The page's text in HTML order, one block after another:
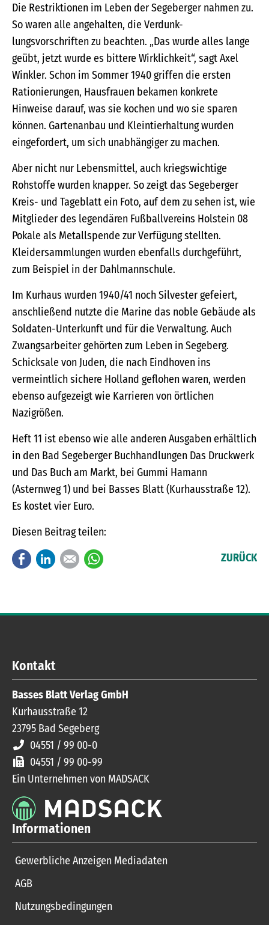
Die Restriktionen im Leben der Segeberger nahmen zu.
So waren alle angehalten, die Verdunk-
lungsvorschriften zu beachten. „Das wurde alles lange
geübt, jetzt wurde es bittere Wirklichkeit“, sagt Axel
Winkler. Schon im Sommer 1940 griffen die ersten
Rationierungen, Hausfrauen bekamen konkrete
Hinweise darauf, was sie kochen und wo sie sparen
können. Gartenanbau und Kleintierhaltung wurden
eingefordert, um sich unabhängiger zu machen.
Aber nicht nur Lebensmittel, auch kriegswichtige
Rohstoffe wurden knapper. So zeigt das Segeberger
Kreis- und Tageblatt ein Foto, auf dem zu sehen ist, wie
Mitglieder des legendären Fußballvereins Holstein 08
Pokale als Metallspende zur Verfügung stellten.
Kleidersammlungen wurden ebenfalls durchgeführt,
zum Beispiel in der Dahlmannschule.
Im Kurhaus wurden 1940/41 noch Silvester gefeiert,
anschließend nutzte die Marine das noble Gebäude als
Soldaten-Unterkunft und für die Verwaltung. Auch
Zwangsarbeiter gehörten zum Leben in Segeberg.
Schicksale von Juden, die nach Eindhoven ins
vermeintlich sichere Holland geflohen waren, werden
ebenso aufgezeigt wie Karrieren von örtlichen
Nazigrößen.
Heft 11 ist ebenso wie alle anderen Ausgaben erhältlich
in den Bad Segeberger Buchhandlungen Das Druckwerk
und Das Buch am Markt, bei Gummi Hamann
(Asternweg 1) und bei Basses Blatt (Kurhausstraße 12).
Es kostet vier Euro.
Diesen Beitrag teilen:
FacebookLinkedInE-mail ZURÜCK
Kontakt
Basses Blatt Verlag GmbH
Kurhausstraße 12
23795 Bad Segeberg
04551 / 99 00-0
04551 / 99 00-99
Ein Unternehmen von MADSACK
Informationen
Gewerbliche Anzeigen Mediadaten
AGB
Nutzungsbedingungen